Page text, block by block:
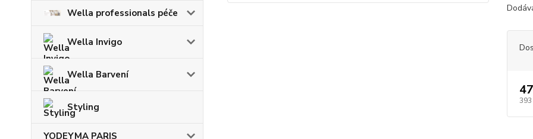
Wella professionals péče
Wella Invigo
Wella Barvení
Styling
YODEYMA PARIS
393